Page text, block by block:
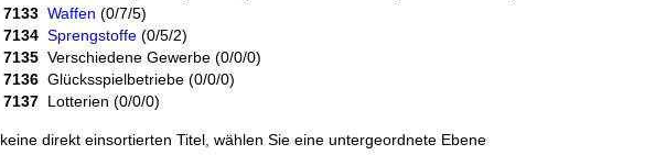
7133 Waffen (0/7/5)
7134 Sprengstoffe (0/5/2)
7135 Verschiedene Gewerbe (0/0/0)
7136 Glücksspielbetriebe (0/0/0)
7137 Lotterien (0/0/0)
keine direkt einsortierten Titel, wählen Sie eine untergeordnete Ebene